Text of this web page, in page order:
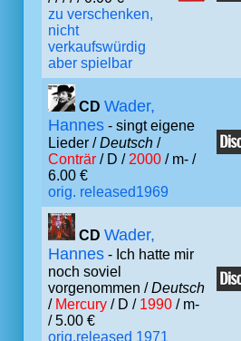
zu verschenken,
nicht
verkaufswürdig
aber spielbar
CD Wader,
Hannes - singt eigene
Lieder /Deutsch /
Conträr / D / 2000 / m- /
6.00 €
orig. released1969
CD Wader,
Hannes - Ich hatte mir
noch soviel
vorgenommen /Deutsch
/ Mercury / D / 1990 / m-
/ 5.00 €
orig.released 1971